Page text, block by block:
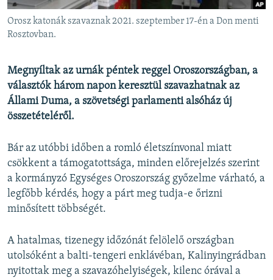
A MÚLT TANULSÁGAI
Valamennyi RFE/RL weboldal
Orosz katonák szavaznak 2021. szeptember 17-én a Don menti
Rosztovban.
Megnyíltak az urnák péntek reggel Oroszországban, a
választók három napon keresztül szavazhatnak az
Állami Duma, a szövetségi parlamenti alsóház új
összetételéről.
Bár az utóbbi időben a romló életszínvonal miatt
csökkent a támogatottsága, minden előrejelzés szerint
a kormányzó Egységes Oroszország győzelme várható, a
legfőbb kérdés, hogy a párt meg tudja-e őrizni
minősített többségét.
A hatalmas, tizenegy időzónát felölelő országban
utolsóként a balti-tengeri enklávéban, Kalinyingrádban
nyitottak meg a szavazóhelyiségek, kilenc órával a